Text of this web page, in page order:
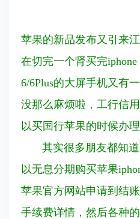
苹果的新品发布又引来
在切完一个肾买完
6/6Plus的大屏手机又有
没那么麻烦啦，工行信
以买国行苹果的时候办
其实很多朋友都知道
以无息分期购买苹果
苹果官方网站申请到结
手续费详情，然后各种